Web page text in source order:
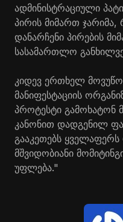
ადმინისტრაციული
პირის მიმართ
დანარჩენი პირების
სასამართლო
კიდევ ერთხელ
მანიფესტაციის
პროტესტი გამოხატონ
კანონით დადგენილ
გააკეთებს
მშვიდობიანი
უფლება."